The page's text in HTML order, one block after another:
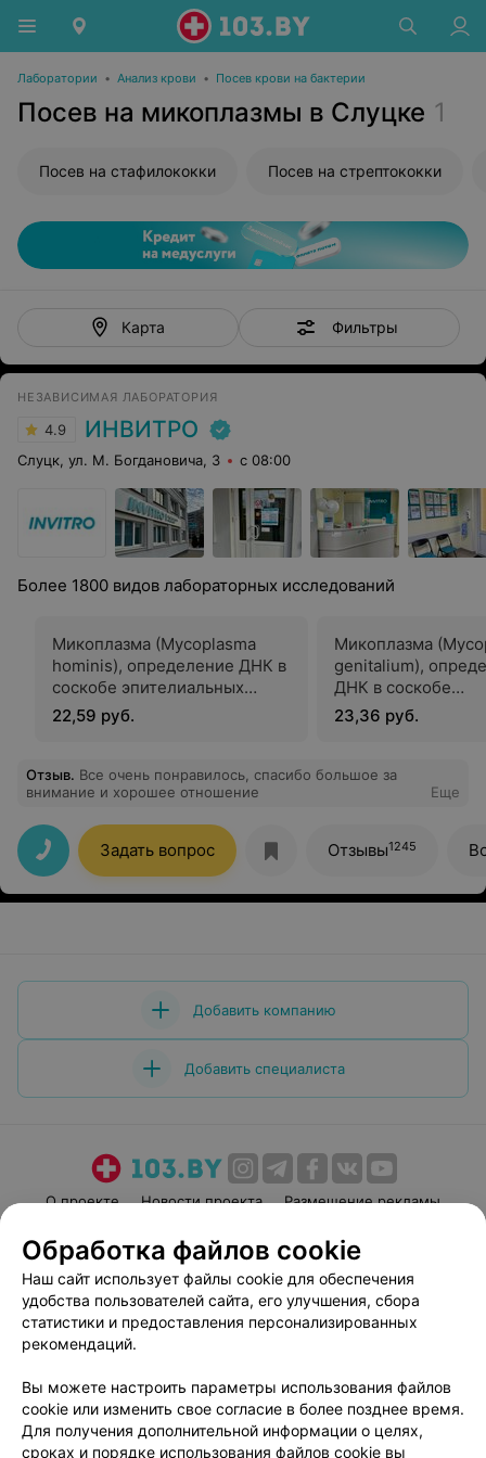
Лаборатории • Анализ крови • Посев крови на бактерии
Посев на микоплазмы в Слуцке 1
Посев на стафилококки Посев на стрептококки
Карта Фильтры
НЕЗАВИСИМАЯ ЛАБОРАТОРИЯ
4.9 ИНВИТРО
Слуцк, ул. М. Богдановича, 3 с 08:00
Более 1800 видов лабораторных исследований
Микоплазма (Mycoplasma
hominis), определение ДНК в
соскобе эпителиальных
клеток урогенитального
тракта (Mycoplasma hominis,
Epithelial Cells)
22,59 руб.
Микоплазма
genitalium),
ДНК в соскобе
эпителиальных
урогенитального
Scrape of
23,36 руб.
Отзыв. Все очень понравилось, спасибо большое за
внимание и хорошее отношение
Еще
Задать вопрос Отзывы1245
Добавить компанию
Добавить специалиста
О проекте Новости проекта
Размещение рекламы
Пользовательское соглашение
Способы оплаты
Вакансии
Партнеры
Написать руководителю 103.by
Персональные настройки cookie
Обработка персональных данных
Обработка файлов cookie
Наш сайт использует файлы cookie для обеспечения
удобства пользователей сайта, его улучшения, сбора
статистики и предоставления персонализированных
рекомендаций.
Вы можете настроить параметры использования файлов
cookie или изменить свое согласие в более позднее время.
Для получения дополнительной информации о целях,
сроках и порядке использования файлов cookie вы